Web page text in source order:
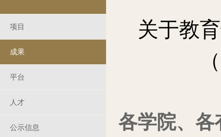
项目
成果
平台
人才
公示信息
关于教
各学院、各